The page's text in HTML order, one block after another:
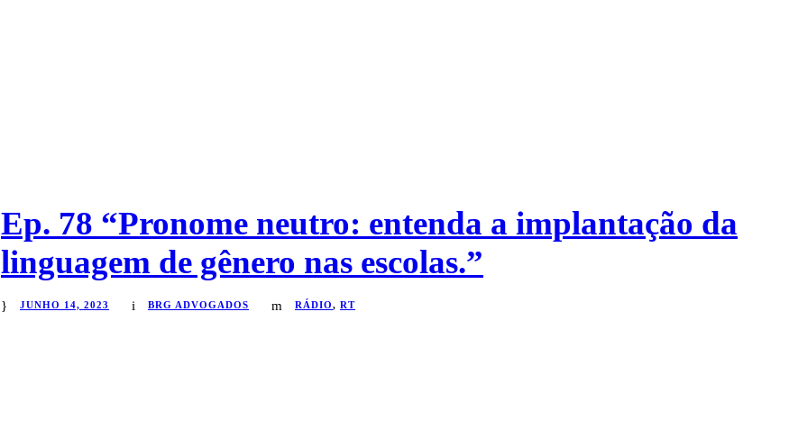
Ep. 78 “Pronome neutro: entenda a implantação da
linguagem de gênero nas escolas.”
JUNHO 14, 2023 BRG ADVOGADOS RÁDIO, RT